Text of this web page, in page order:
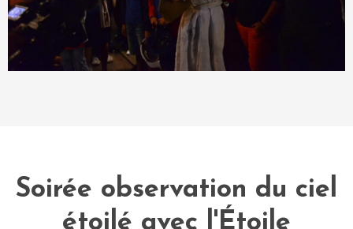
Soirée observation du ciel
étoilé avec l'Étoile